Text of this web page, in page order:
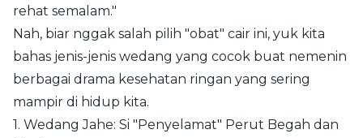
rehat semalam."
Nah, biar nggak salah pilih "obat" cair ini, yuk kita
bahas jenis-jenis wedang yang cocok buat nemenin
berbagai drama kesehatan ringan yang sering
mampir di hidup kita.
1. Wedang Jahe: Si "Penyelamat" Perut Begah dan